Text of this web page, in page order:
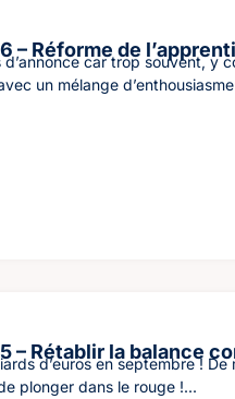
– Réforme de
car trop souvent, y
un mélange
– Rétablir la balance
d’euros en septembre ! De
plonger dans le rouge !...